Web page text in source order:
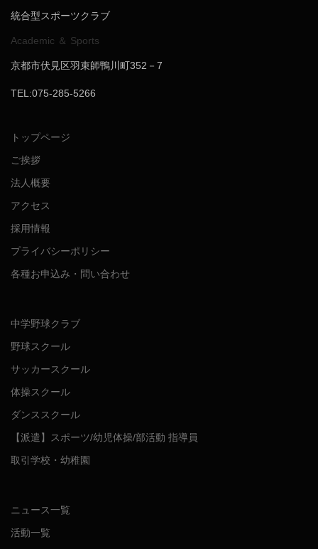
統合型スポーツクラブ
Academic ＆ Sports
京都市伏見区羽束師鴨川町352－7
TEL:075-285-5266
トップページ
ご挨拶
法人概要
アクセス
採用情報
プライバシーポリシー
各種お申込み・問い合わせ
中学野球クラブ
野球スクール
サッカースクール
体操スクール
ダンススクール
【派遣】スポーツ/幼児体操/部活動 指導員
取引学校・幼稚園
ニュース一覧
活動一覧